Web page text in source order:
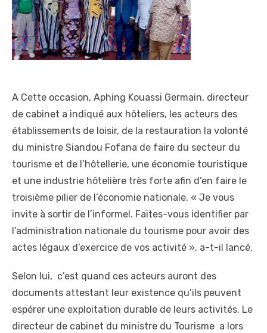
A Cette occasion, Aphing Kouassi Germain, directeur
de cabinet a indiqué aux hôteliers, les acteurs des
établissements de loisir, de la restauration la volonté
du ministre Siandou Fofana de faire du secteur du
tourisme et de l’hôtellerie, une économie touristique
et une industrie hôtelière très forte afin d’en faire le
troisième pilier de l’économie nationale. « Je vous
invite à sortir de l’informel. Faites-vous identifier par
l’administration nationale du tourisme pour avoir des
actes légaux d’exercice de vos activité », a-t-il lancé.
Selon lui, c’est quand ces acteurs auront des
documents attestant leur existence qu’ils peuvent
espérer une exploitation durable de leurs activités. Le
directeur de cabinet du ministre du Tourisme a lors